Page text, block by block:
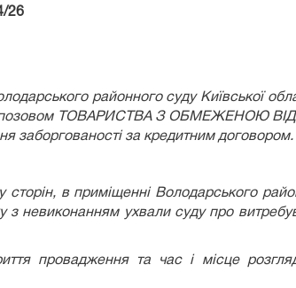
26
районного суду Київської
ТОВАРИСТВА З ОБМЕЖЕНОЮ
заборгованості за кредитним договором.
в приміщенні Володарського
невиконанням ухвали суду про
провадження та час і місце